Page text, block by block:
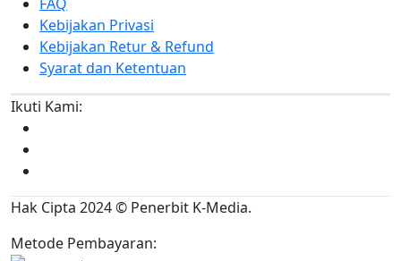
Kebijakan Privasi
Kebijakan Retur & Refund
Syarat dan Ketentuan
Ikuti Kami:
Hak Cipta 2024 © Penerbit K-Media.
Metode Pembayaran: